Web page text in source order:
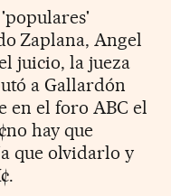
Zaplana, Angel
juicio, la jueza
a Gallardón
en el foro ABC el
hay que
que olvidarlo y